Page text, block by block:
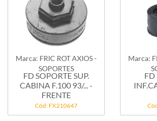
Marca: FRIC ROT AXIOS -
SOPORTES
FD SOPORTE SUP.
CABINA F.100 93/... -
FRENTE
Cód: FX210647
Marca:
FD